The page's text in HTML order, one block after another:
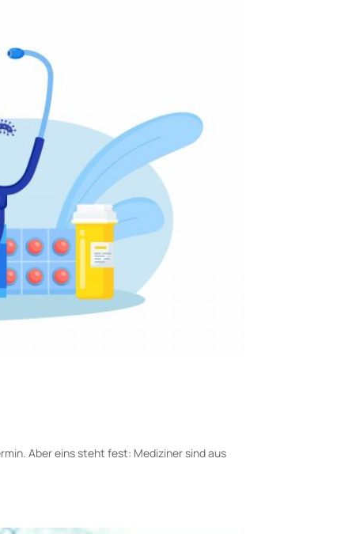
Aber eins steht fest: Mediziner sind aus